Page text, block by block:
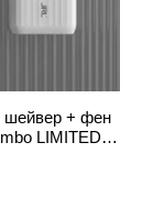
шейвер + фен
LIMITED